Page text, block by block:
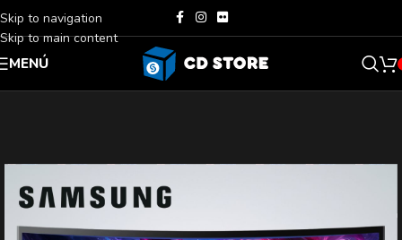
Skip to navigation
Skip to main content
MENÚ